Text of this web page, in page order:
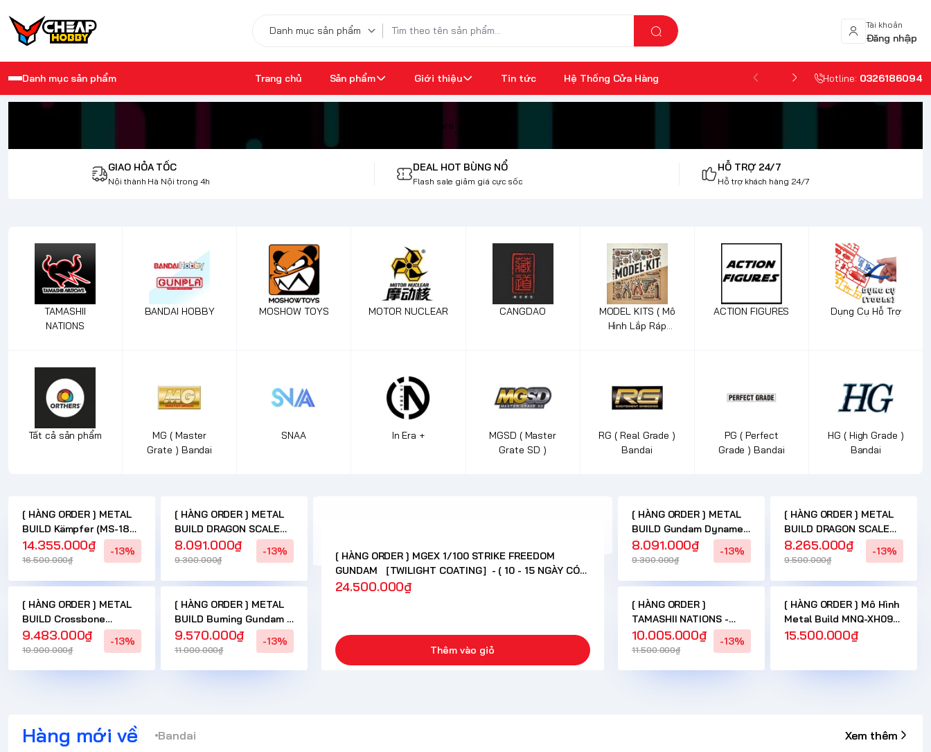
Tài khoản
Đăng nhập
Danh mục sản phẩm Trang chủ Sản phẩm Giới thiệu Tin tức Hệ Thống Cửa Hàng Hotline: 0326186094
@cheaphobbystore
GIAO HỎA TỐC
Nội thành Hà Nội trong 4h
DEAL HOT BÙNG NỔ
Flash sale giảm giá cực sốc
HỖ TRỢ 24/7
Hỗ trợ khách hàng 24/7
TAMASHII
NATIONS
BANDAI HOBBY MOSHOW TOYS MOTOR NUCLEAR CANGDAO
MODEL KITS ( Mô
Hình Lắp Ráp
ACTION FIGURES Dụng Cụ Hỗ Trợ
Tất cả sản phẩm
MG ( Master
Grate ) Bandai
SNAA In Era +
MGSD ( Master
Grate SD )
RG ( Real Grade )
Bandai
PG ( Perfect
Grade ) Bandai
HG ( High Grade )
Bandai
[ HÀNG ORDER ] MGEX 1/100 STRIKE FREEDOM
GUNDAM ［TWILIGHT COATING］- ( 10 - 15 NGÀY CÓ
HÀNG )
24.500.000₫
Thêm vào giỏ
[ HÀNG ORDER ] METAL
BUILD Kämpfer (MS-18E)
CÓ HÀNG ( 10 - 15 NGÀY )
14.355.000₫
16.500.000₫
-13%
[ HÀNG ORDER ] METAL
BUILD DRAGON SCALE
Lancelot Albion Có Hàng
( 10 - 15 NGÀY )
8.091.000₫
9.300.000₫
-13%
[ HÀNG ORDER ] METAL
BUILD Gundam Dynames
Saga CÓ HÀNG ( 10 - 15
NGÀY )
8.091.000₫
9.300.000₫
-13%
[ HÀNG ORDER ] METAL
BUILD DRAGON SCALE
MARISHITEN -PURE
ELEMENTS GUREN có
8.265.000₫
9.500.000₫
-13%
[ HÀNG ORDER ] METAL
BUILD Crossbone
Gundam X1 Half Cloth
CÓ HÀNG ( 10 - 15 NGÀY )
9.483.000₫
10.900.000₫
-13%
[ HÀNG ORDER ] METAL
BUILD Burning Gundam &
Burning Gundam Second
Gundam CÓ HÀNG SAU (
9.570.000₫
11.000.000₫
-13%
[ HÀNG ORDER ]
TAMASHII NATIONS -
Mobile Suit Gundam 00
Revealed Chronicle CÓ
10.005.000₫
11.500.000₫
-13%
[ HÀNG ORDER ] Mô Hình
Metal Build MNQ-XH09X
Guan Yu + Chi Yan Long
15.500.000₫
Hàng mới về Bandai Xem thêm